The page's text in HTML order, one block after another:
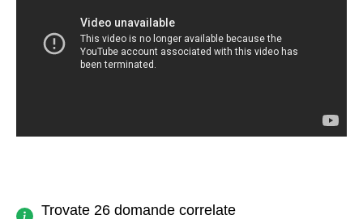
Trovate 26 domande correlate